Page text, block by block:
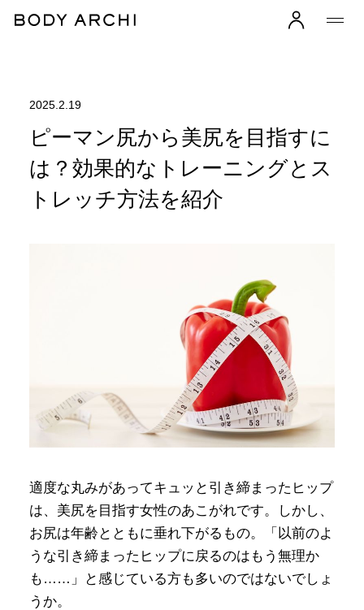
2025.2.19
ピーマン尻から美尻を目指すに
は？効果的なトレーニングとス
トレッチ方法を紹介
適度な丸みがあってキュッと引き締まったヒップ
は、美尻を目指す女性のあこがれです。しかし、
お尻は年齢とともに垂れ下がるもの。「以前のよ
うな引き締まったヒップに戻るのはもう無理か
も……」と感じている方も多いのではないでしょ
うか。